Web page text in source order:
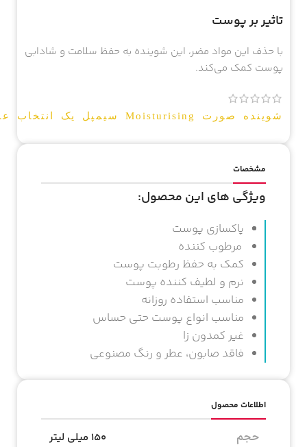
تاثیر بر پوست
با حذف این مواد مضر، این شوینده به حفظ سلامت و شادابی
پوست کمک می‌کند.
شوینده صورت Moisturising سیمپل یک انتخاب عالی برای کسانی است که به دنبال یک محصول موثر برای پاکسازی و مرطوب کردن پوست خود هستند. این محصول با ویژگی‌های منحصر به فرد خود می‌تواند به حفظ سلامت و شادابی پوست شما کمک کند.
مشخصات
ویژگی های این محصول:
پاکسازی پوست
مرطوب کننده
کمک به حفظ رطوبت پوست
نرم و لطیف کننده پوست
مناسب استفاده روزانه
مناسب انواع پوست حتی حساس
غیر کمدون زا
فاقد صابون، عطر و رنگ مصنوعی
اطلاعات محصول
حجم ۱۵۰ میلی لیتر